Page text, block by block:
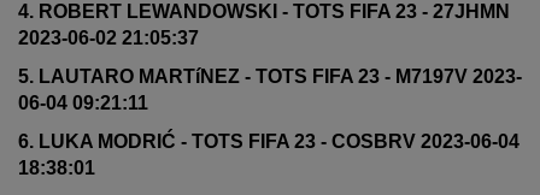
4. ROBERT LEWANDOWSKI - TOTS FIFA 23 - 27JHMN
2023-06-02 21:05:37
5. LAUTARO MARTíNEZ - TOTS FIFA 23 - M7197V 2023-
06-04 09:21:11
6. LUKA MODRIĆ - TOTS FIFA 23 - COSBRV 2023-06-04
18:38:01